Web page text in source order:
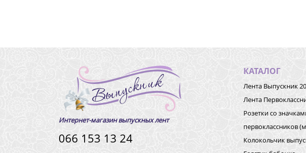
Интернет-магазин выпускных лент
066 153 13 24
КАТАЛОГ
Лента Выпускник
Лента
Розетки со
первоклассников
Колокольчик